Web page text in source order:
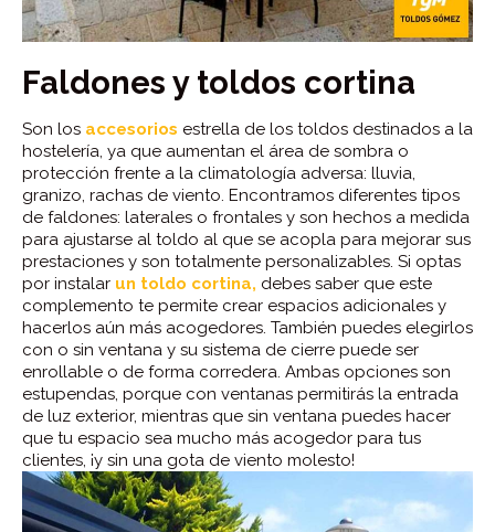
Faldones y toldos cortina
Son los accesorios estrella de los toldos destinados a la
hostelería, ya que aumentan el área de sombra o
protección frente a la climatología adversa: lluvia,
granizo, rachas de viento. Encontramos diferentes tipos
de faldones: laterales o frontales y son hechos a medida
para ajustarse al toldo al que se acopla para mejorar sus
prestaciones y son totalmente personalizables. Si optas
por instalar un toldo cortina, debes saber que este
complemento te permite crear espacios adicionales y
hacerlos aún más acogedores. También puedes elegirlos
con o sin ventana y su sistema de cierre puede ser
enrollable o de forma corredera. Ambas opciones son
estupendas, porque con ventanas permitirás la entrada
de luz exterior, mientras que sin ventana puedes hacer
que tu espacio sea mucho más acogedor para tus
clientes, ¡y sin una gota de viento molesto!